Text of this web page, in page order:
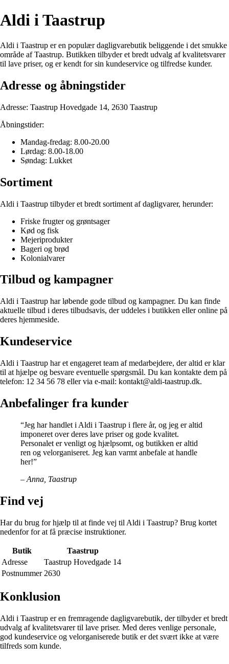
Aldi i Taastrup
Aldi i Taastrup er en populær dagligvarebutik beliggende i det smukke
område af Taastrup. Butikken tilbyder et bredt udvalg af kvalitetsvarer
til lave priser, og er kendt for sin kundeservice og tilfredse kunder.
Adresse og åbningstider
Adresse: Taastrup Hovedgade 14, 2630 Taastrup
Åbningstider:
Mandag-fredag: 8.00-20.00
Lørdag: 8.00-18.00
Søndag: Lukket
Sortiment
Aldi i Taastrup tilbyder et bredt sortiment af dagligvarer, herunder:
Friske frugter og grøntsager
Kød og fisk
Mejeriprodukter
Bageri og brød
Kolonialvarer
Tilbud og kampagner
Aldi i Taastrup har løbende gode tilbud og kampagner. Du kan finde
aktuelle tilbud i deres tilbudsavis, der uddeles i butikken eller online på
deres hjemmeside.
Kundeservice
Aldi i Taastrup har et engageret team af medarbejdere, der altid er klar
til at hjælpe og besvare eventuelle spørgsmål. Du kan kontakte dem på
telefon: 12 34 56 78 eller via e-mail: kontakt@aldi-taastrup.dk.
Anbefalinger fra kunder
“Jeg har handlet i Aldi i Taastrup i flere år, og jeg er altid
imponeret over deres lave priser og gode kvalitet.
Personalet er venligt og hjælpsomt, og butikken er altid
ren og velorganiseret. Jeg kan varmt anbefale at handle
her!”
– Anna, Taastrup
Find vej
Har du brug for hjælp til at finde vej til Aldi i Taastrup? Brug kortet
nedenfor for at få præcise instruktioner.
Butik
Taastrup
Adresse
Taastrup Hovedgade 14
Postnummer 2630
Konklusion
Aldi i Taastrup er en fremragende dagligvarebutik, der tilbyder et bredt
udvalg af kvalitetsvarer til lave priser. Med deres venlige personale,
god kundeservice og velorganiserede butik er det svært ikke at være
tilfreds som kunde.